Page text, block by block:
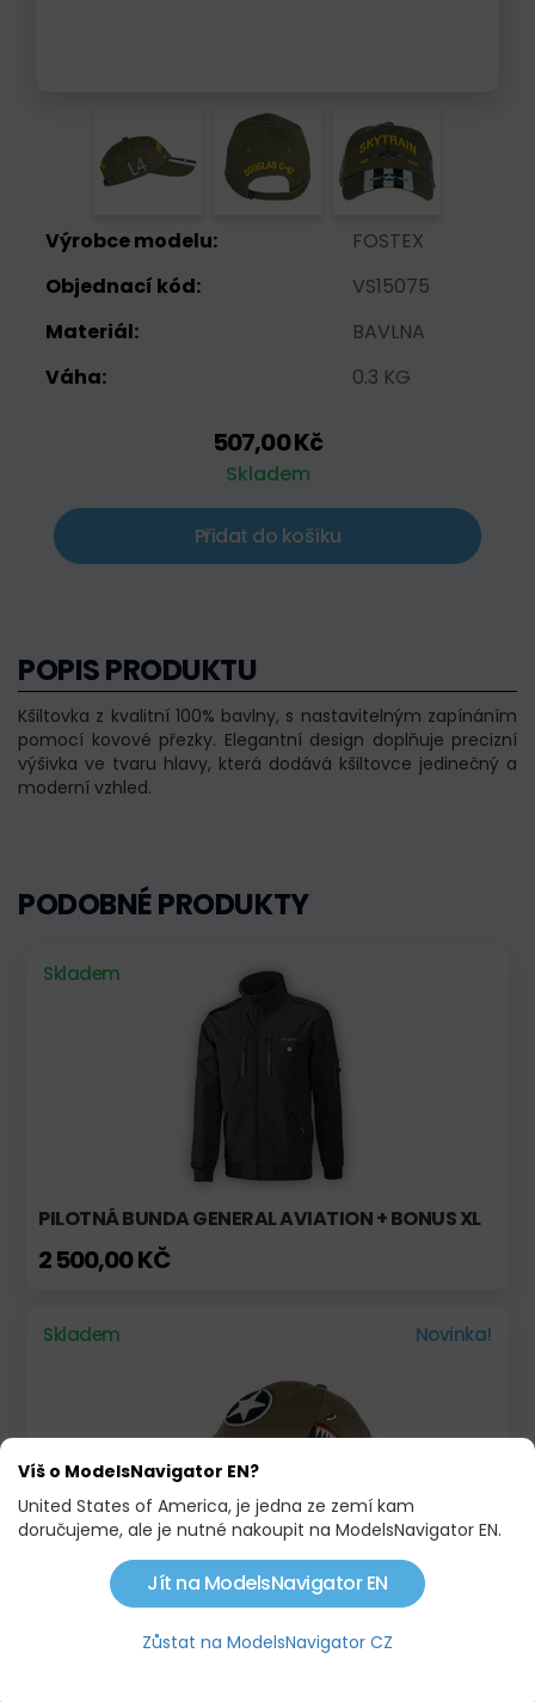
Výrobce modelu:
FOSTEX
Objednací kód:
VS15075
Materiál:
BAVLNA
Váha:
0.3 KG
507,00 Kč
Skladem
Přidat do košíku
POPIS PRODUKTU
Kšiltovka z kvalitní 100% bavlny, s nastavitelným zapínáním
pomocí kovové přezky. Elegantní design doplňuje precizní
výšivka ve tvaru hlavy, která dodává kšiltovce jedinečný a
moderní vzhled.
PODOBNÉ PRODUKTY
Skladem
PILOTNÁ BUNDA GENERAL AVIATION + BONUS XL
2 500,00 KČ
Skladem Novinka!
BASEBALLOVÁ KŠILTOVKA CURTISS P-40
EMBROIDERED
561,00 KČ
Víš o ModelsNavigator EN?
United States of America, je jedna ze zemí kam
doručujeme, ale je nutné nakoupit na ModelsNavigator EN.
Jít na ModelsNavigator EN
Zůstat na ModelsNavigator CZ